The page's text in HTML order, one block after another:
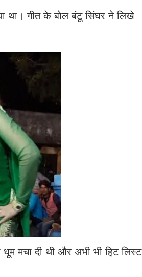
था। गीत के बोल बंटू सिंघर ने लिखे
मचा दी थी और अभी भी हिट लिस्ट